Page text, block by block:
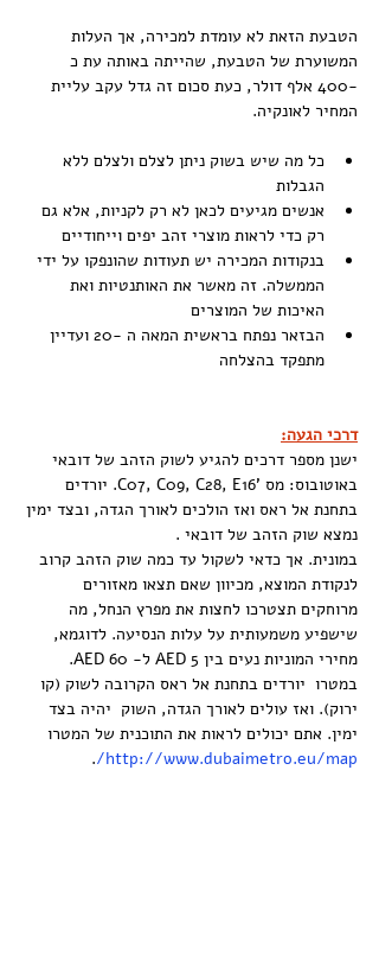
הטבעת הזאת לא עומדת למכירה, אך העלות
המשוערת של הטבעת, שהייתה באותה עת כ
-400 אלף דולר, כעת סכום זה גדל עקב עליית
המחיר לאונקיה.
כל מה שיש בשוק ניתן לצלם ולצלם ללא
הגבלות
אנשים מגיעים לכאן לא רק לקניות, אלא גם
רק כדי לראות מוצרי זהב יפים וייחודיים
בנקודות המכירה יש תעודות שהונפקו על ידי
הממשלה. זה מאשר את האותנטיות ואת
האיכות של המוצרים
הבזאר נפתח בראשית המאה ה -20 ועדיין
מתפקד בהצלחה
דרכי הגעה:
ישנן מספר דרכים להגיע לשוק הזהב של דובאי
באוטובוס: מס 'C07, C09, C28, E16. יורדים
בתחנת אל ראס ואז הולכים לאורך הגדה, ובצד ימין
נמצא שוק הזהב של דובאי .
במונית. אך כדאי לשקול עד כמה שוק הזהב קרוב
לנקודת המוצא, מכיוון שאם תצאו מאזורים
מרוחקים תצטרכו לחצות את מפרץ הנחל, מה
שישפיע משמעותית על עלות הנסיעה. לדוגמא,
מחירי המוניות נעים בין AED 5 ל- AED 60.
במטרו  יורדים בתחנת אל ראס הקרובה לשוק (קו
ירוק). ואז עולים לאורך הגדה, השוק  יהיה בצד
ימין. אתם יכולים לראות את התוכנית של המטרו
http://www.dubaimetro.eu/map/
.